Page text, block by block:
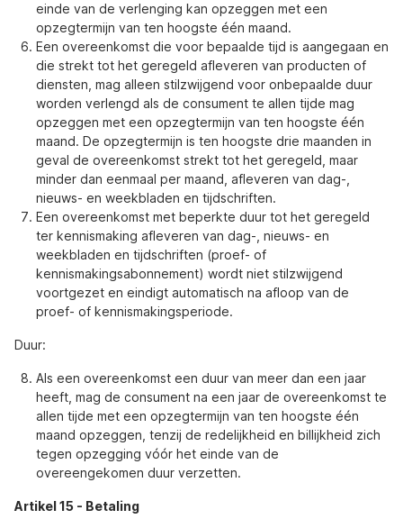
einde van de verlenging kan opzeggen met een
opzegtermijn van ten hoogste één maand.
Een overeenkomst die voor bepaalde tijd is aangegaan en
die strekt tot het geregeld afleveren van producten of
diensten, mag alleen stilzwijgend voor onbepaalde duur
worden verlengd als de consument te allen tijde mag
opzeggen met een opzegtermijn van ten hoogste één
maand. De opzegtermijn is ten hoogste drie maanden in
geval de overeenkomst strekt tot het geregeld, maar
minder dan eenmaal per maand, afleveren van dag-,
nieuws- en weekbladen en tijdschriften.
Een overeenkomst met beperkte duur tot het geregeld
ter kennismaking afleveren van dag-, nieuws- en
weekbladen en tijdschriften (proef- of
kennismakingsabonnement) wordt niet stilzwijgend
voortgezet en eindigt automatisch na afloop van de
proef- of kennismakingsperiode.
Duur:
Als een overeenkomst een duur van meer dan een jaar
heeft, mag de consument na een jaar de overeenkomst te
allen tijde met een opzegtermijn van ten hoogste één
maand opzeggen, tenzij de redelijkheid en billijkheid zich
tegen opzegging vóór het einde van de
overeengekomen duur verzetten.
Artikel 15 - Betaling